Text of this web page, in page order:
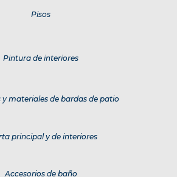
Pisos
Pintura de interiores
y materiales de bardas de patio
principal y de interiores
Accesorios de baño